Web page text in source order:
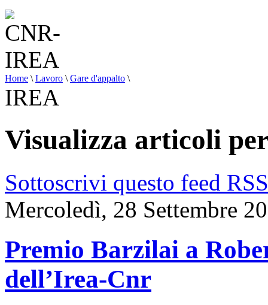
Home \ Lavoro \ Gare d'appalto \
IREA
Visualizza articoli
Sottoscrivi questo feed RSS
Mercoledì, 28 Settembre
Premio Barzilai a
dell’Irea-Cnr